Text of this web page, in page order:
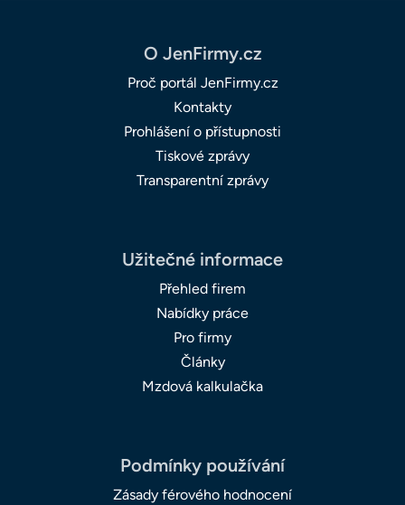
O JenFirmy.cz
Proč portál JenFirmy.cz
Kontakty
Prohlášení o přístupnosti
Tiskové zprávy
Transparentní zprávy
Užitečné informace
Přehled firem
Nabídky práce
Pro firmy
Články
Mzdová kalkulačka
Podmínky používání
Zásady férového hodnocení